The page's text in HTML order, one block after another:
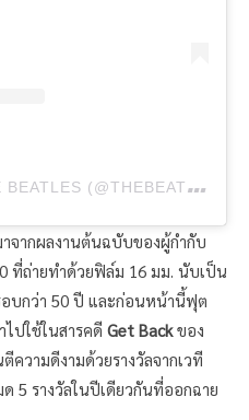
A
POST SHARED BY THE BEATLES (@THEBEATLES)
จากผลงานต้นฉบับของผู้กํากับ
ที่ถ่ายทำด้วยฟิล์ม 16 มม. นับเป็น
อบกว่า 50 ปี และก่อนหน้านี้ฟุต
ไปใช้ในสารคดี Get Backของ
ความดีงามด้วยรางวัลจากเวที
5 รางวัลในปีเดียวกันที่ออกฉาย